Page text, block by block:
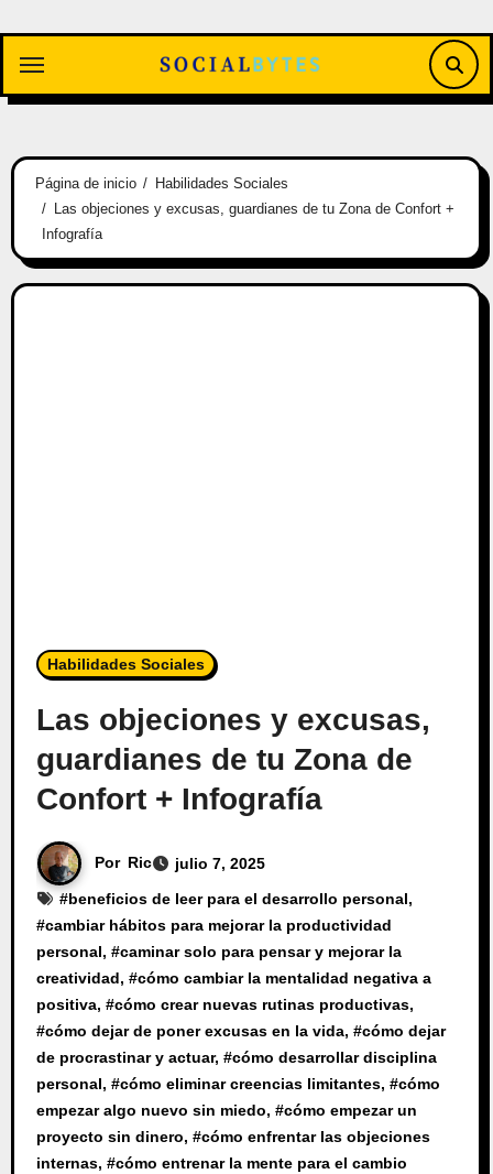
contenido
Página de inicio
Habilidades Sociales
Las objeciones y excusas, guardianes de tu Zona de Confort +
Infografía
Habilidades Sociales
Las objeciones y excusas,
guardianes de tu Zona de
Confort + Infografía
Por Ric
julio 7, 2025
#beneficios de leer para el desarrollo personal,
#cambiar hábitos para mejorar la productividad
personal, #caminar solo para pensar y mejorar la
creatividad, #cómo cambiar la mentalidad negativa a
positiva, #cómo crear nuevas rutinas productivas,
#cómo dejar de poner excusas en la vida, #cómo dejar
de procrastinar y actuar, #cómo desarrollar disciplina
personal, #cómo eliminar creencias limitantes, #cómo
empezar algo nuevo sin miedo, #cómo empezar un
proyecto sin dinero, #cómo enfrentar las objeciones
internas, #cómo entrenar la mente para el cambio